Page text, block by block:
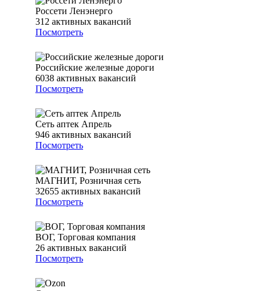
Россети Ленэнерго
312 активных вакансий
Посмотреть
Российские железные дороги
6038 активных вакансий
Посмотреть
Сеть аптек Апрель
946 активных вакансий
Посмотреть
МАГНИТ, Розничная сеть
32655 активных вакансий
Посмотреть
ВОГ, Торговая компания
26 активных вакансий
Посмотреть